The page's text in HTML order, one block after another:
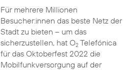
Für mehrere Millionen
Besucher:innen das beste Netz der
Stadt zu bieten – um das
sicherzustellen, hat O2Telefónica
für das Oktoberfest 2022 die
Mobilfunkversorgung auf der